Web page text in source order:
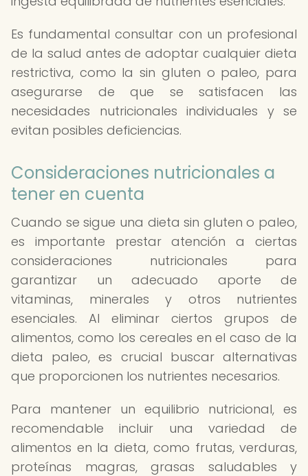
Es fundamental consultar con un profesional
de la salud antes de adoptar cualquier dieta
restrictiva, como la sin gluten o paleo, para
asegurarse de que se satisfacen las
necesidades nutricionales individuales y se
evitan posibles deficiencias.
Consideraciones nutricionales a
tener en cuenta
Cuando se sigue una dieta sin gluten o paleo,
es importante prestar atención a ciertas
consideraciones nutricionales para
garantizar un adecuado aporte de
vitaminas, minerales y otros nutrientes
esenciales. Al eliminar ciertos grupos de
alimentos, como los cereales en el caso de la
dieta paleo, es crucial buscar alternativas
que proporcionen los nutrientes necesarios.
Para mantener un equilibrio nutricional, es
recomendable incluir una variedad de
alimentos en la dieta, como frutas, verduras,
proteínas magras, grasas saludables y